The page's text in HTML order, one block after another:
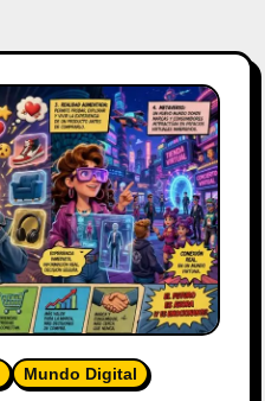
Mundo Digital